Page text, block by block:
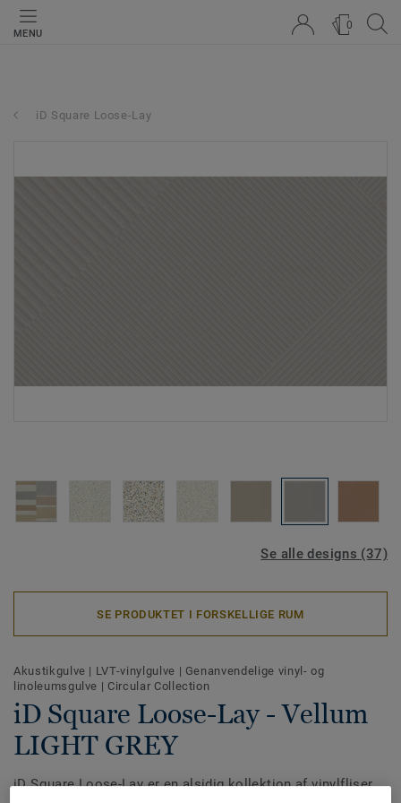
MENU
0
iD Square Loose-Lay
Se alle designs (37)
SE PRODUKTET I FORSKELLIGE RUM
Akustikgulve | LVT-vinylgulve | Genanvendelige vinyl- og
linoleumsgulve | Circular Collection
iD Square Loose-Lay - Vellum
LIGHT GREY
iD Square Loose-Lay er en alsidig kollektion af vinylfliser,